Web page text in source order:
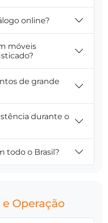
online?
móveis
de grande
durante o
todo o Brasil?
Operação